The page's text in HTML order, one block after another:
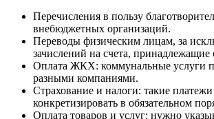
Перечисления в пользу
внебюджетных организаций.
Переводы физическим лицам, за
зачислений на счета, принадлежащие
Оплата ЖКХ: коммунальные услуги
разными компаниями.
Страхование и налоги: такие
конкретизировать в обязательном
Оплата товаров и услуг: нужно